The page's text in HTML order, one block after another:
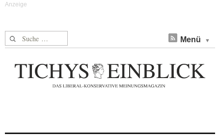
Suche nach: Menü